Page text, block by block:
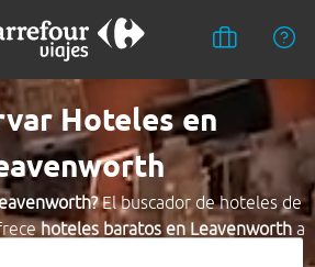
Hoteles en
El buscador de hoteles de
hoteles baratos en Leavenworth a